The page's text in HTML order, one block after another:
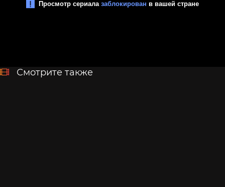
Смотрите также